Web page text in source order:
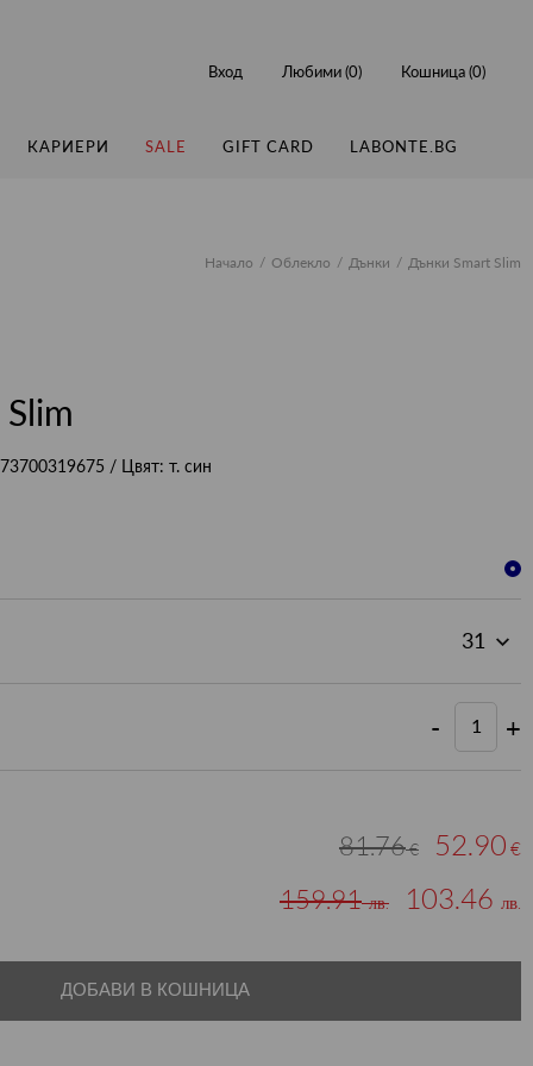
КАРИЕРИ SALE GIFT CARD LABONTE.BG
Вход Любими (0) Кошница (0)
Начало Облекло Дънки Дънки Smart Slim
/ Цвят: т. син
- +
81.76€ 52.90 €
159.91лв. 103.46 лв.
ДОБАВИ В КОШНИЦА